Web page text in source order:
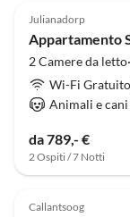
Julianadorp
Appartamento
2 Camere da
Wi-Fi Gratuito
Animali e cani
da 789,- €
2 Ospiti / 7 Notti
5.0 (3)
Callantsoog